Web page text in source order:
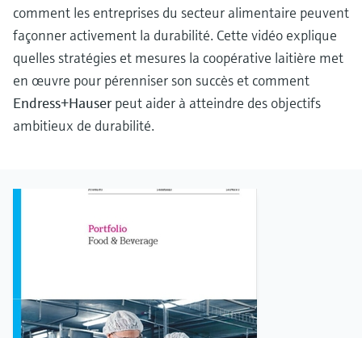
comment les entreprises du secteur alimentaire peuvent
façonner activement la durabilité. Cette vidéo explique
quelles stratégies et mesures la coopérative laitière met
en œuvre pour pérenniser son succès et comment
Endress+Hauserpeut aider à atteindre des objectifs
ambitieux de durabilité.